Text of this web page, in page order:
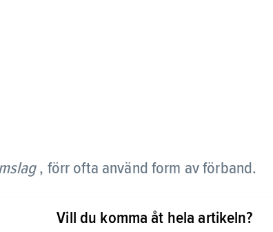
, förr ofta använd form av förband.
som fuktas med t.ex. vatten eller Burows lösning.
liknande och ytterst ett värmande lager
Vill du komma åt hela artikeln?